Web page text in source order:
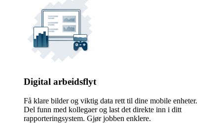
Digital arbeidsflyt
Få klare bilder og viktig data rett til dine mobile enheter.
Del funn med kollegaer og last det direkte inn i ditt
rapporteringsystem. Gjør jobben enklere.